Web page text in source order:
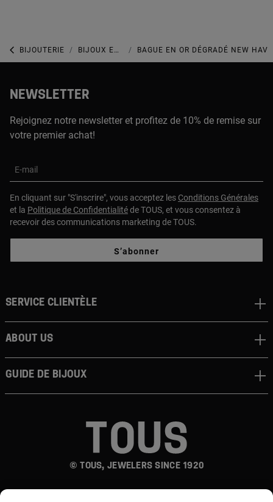
BIJOUTERIE BIJOUX EN OR BAGUE EN OR DÉGRADÉ NEW HAV
NEWSLETTER
Rejoignez notre newsletter et profitez de 10% de remise sur
votre premier achat!
E-mail
En cliquant sur "S'inscrire", vous acceptez les Conditions Générales
et la Politique de Confidentialitéde TOUS, et vous consentez à
recevoir des communications marketing de TOUS.
S’abonner
© TOUS, JEWELERS SINCE 1920
Service clientèle
About us
Guide de bijoux